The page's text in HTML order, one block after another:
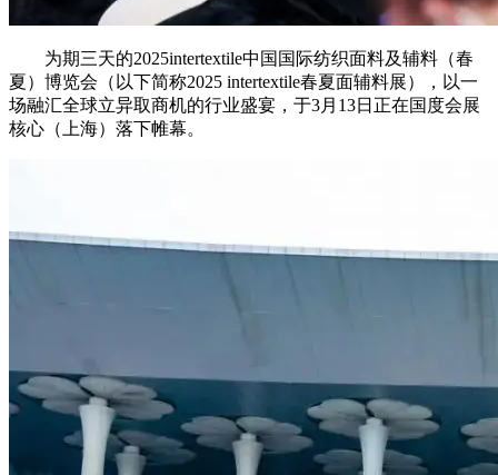
为期三天的2025intertextile中国国际纺织面料及辅料（春
夏）博览会（以下简称2025 intertextile春夏面辅料展），以一
场融汇全球立异取商机的行业盛宴，于3月13日正在国度会展
核心（上海）落下帷幕。